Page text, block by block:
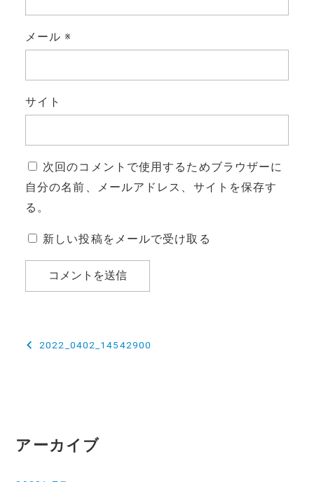
メール※
サイト
次回のコメントで使用するためブラウザーに
自分の名前、メールアドレス、サイトを保存す
る。
新しい投稿をメールで受け取る
投
ゲ
2022_0402_14542900
アーカイブ